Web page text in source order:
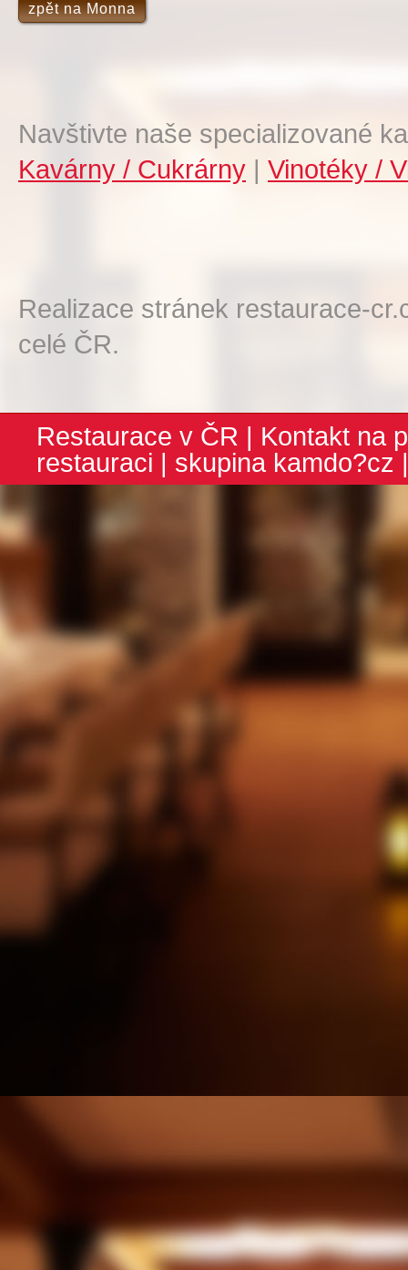
zpět na Monna
Navštivte naše specializované
Kavárny / Cukrárny | Vinotéky /
Realizace stránek restaurace-
celé ČR.
Restaurace v ČR | Kontakt na
restauraci | skupina kamdo?cz |